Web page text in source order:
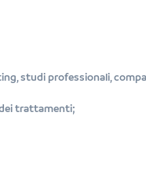
studi professionali,
trattamenti;